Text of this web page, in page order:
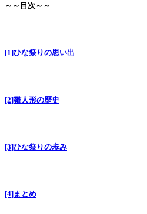
～～目次～～
[1]ひな祭りの思い出
[2]雛人形の歴史
[3]ひな祭りの歩み
[4]まとめ